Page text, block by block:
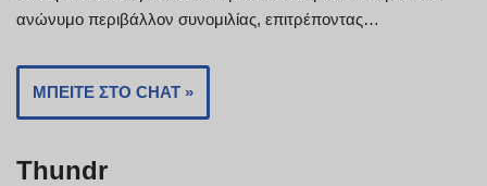
ανώνυμο περιβάλλον συνομιλίας, επιτρέποντας…
ΜΠΕΊΤΕ ΣΤΟ CHAT »
Thundr